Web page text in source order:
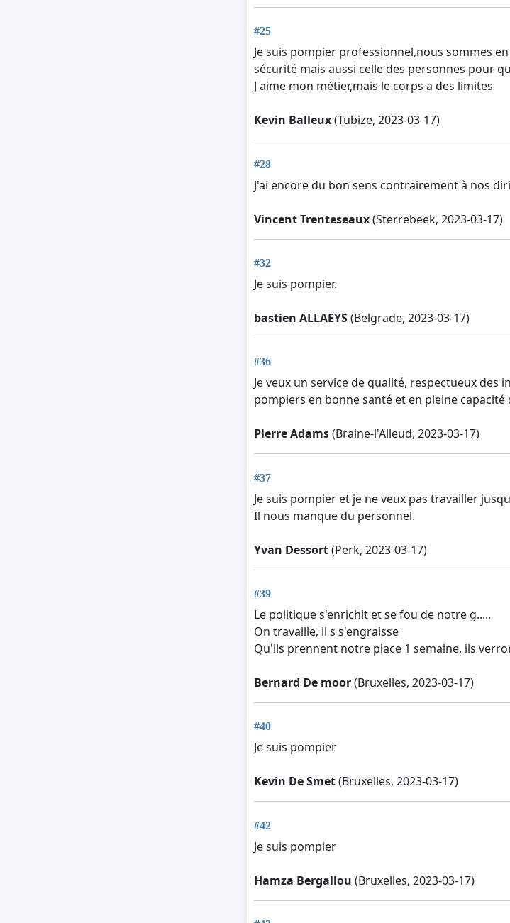
#25
Je suis pompier professionnel,nous sommes
sécurité mais aussi celle des personnes pour
J aime mon métier,mais le corps a des limites
Kevin Balleux(Tubize, 2023-03-17)
#28
J'ai encore du bon sens contrairement à nos
Vincent Trenteseaux(Sterrebeek, 2023-03-17)
#32
Je suis pompier.
bastien ALLAEYS(Belgrade, 2023-03-17)
#36
Je veux un service de qualité, respectueux
pompiers en bonne santé et en pleine
Pierre Adams(Braine-l'Alleud, 2023-03-17)
#37
Je suis pompier et je ne veux pas travailler
Il nous manque du personnel.
Yvan Dessort(Perk, 2023-03-17)
#39
Le politique s'enrichit et se fou de notre g.....
On travaille, il s s'engraisse
Qu'ils prennent notre place 1 semaine, ils
Bernard De moor(Bruxelles, 2023-03-17)
#40
Je suis pompier
Kevin De Smet(Bruxelles, 2023-03-17)
#42
Je suis pompier
Hamza Bergallou (Bruxelles, 2023-03-17)